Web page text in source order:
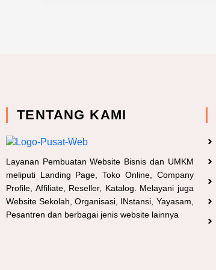
TENTANG KAMI
Layanan Pembuatan Website Bisnis dan UMKM
meliputi Landing Page, Toko Online, Company
Profile, Affiliate, Reseller, Katalog. Melayani juga
Website Sekolah, Organisasi, INstansi, Yayasam,
Pesantren dan berbagai jenis website lainnya